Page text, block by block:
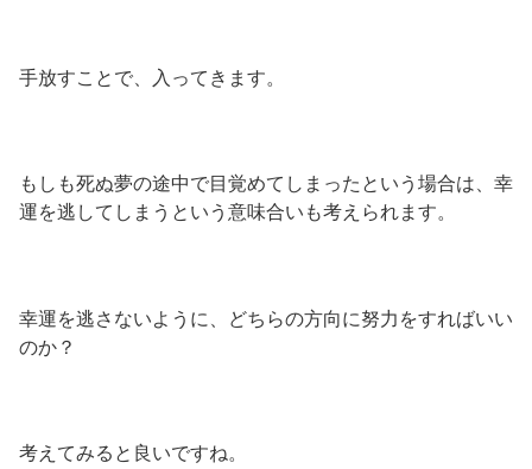
手放すことで、入ってきます。
もしも死ぬ夢の途中で目覚めてしまったという場合は、幸
運を逃してしまうという意味合いも考えられます。
幸運を逃さないように、どちらの方向に努力をすればいい
のか？
考えてみると良いですね。